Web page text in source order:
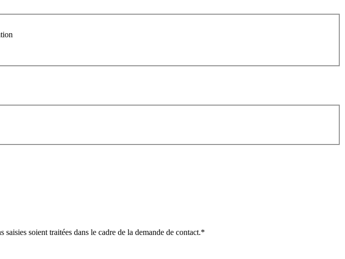
soient traitées dans le cadre de la demande de contact.*